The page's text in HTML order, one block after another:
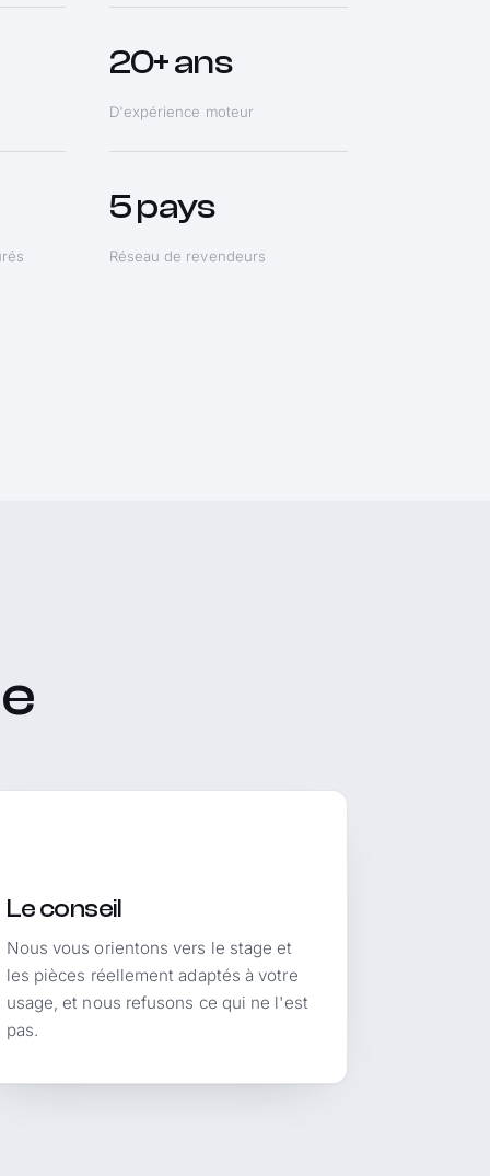
20+ ans
D'expérience moteur
5 pays
Réseau de revendeurs
Le conseil
Nous vous orientons vers le stage et
les pièces réellement adaptés à votre
usage, et nous refusons ce qui ne l'est
pas.